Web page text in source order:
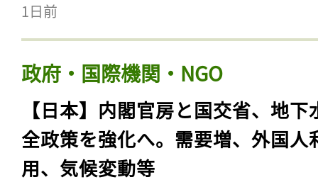
1日前
政府・国際機関・NGO
【日本】内閣官房と国交省、地下
全政策を強化へ。需要増、外国人
用、気候変動等